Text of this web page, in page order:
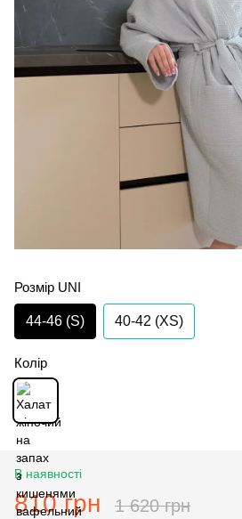
Розмір UNI
44-46 (S) 40-42 (XS)
Колір
В наявності
810 грн 1 620 грн